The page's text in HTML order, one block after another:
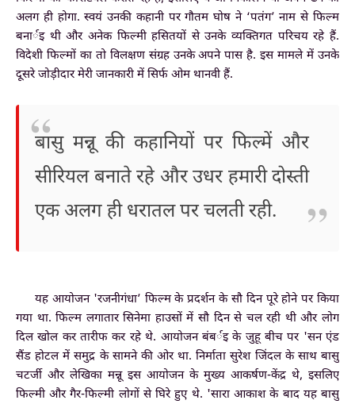
अलग ही होगा. स्वयं उनकी कहानी पर गौतम घोष ने ‘पतंग’ नाम से फिल्म
बनार्इ थी और अनेक फिल्मी हसितयों से उनके व्यक्तिगत परिचय रहे हैं.
विदेशी फिल्मों का तो विलक्षण संग्रह उनके अपने पास है. इस मामले में उनके
दूसरे जोड़ीदार मेरी जानकारी में सिर्फ ओम थानवी हैं.
बासु मन्नू की कहानियों पर फिल्में और
सीरियल बनाते रहे और उधर हमारी दोस्ती
एक अलग ही धरातल पर चलती रही.
यह आयोजन 'रजनीगंधा’ फिल्म के प्रदर्शन के सौ दिन पूरे होने पर किया
गया था. फिल्म लगातार सिनेमा हाउसों में सौ दिन से चल रही थी और लोग
दिल खोल कर तारीफ कर रहे थे. आयोजन बंबर्इ के जुहू बीच पर 'सन एंड
सैंड होटल में समुद्र के सामने की ओर था. निर्माता सुरेश जिंदल के साथ बासु
चटर्जी और लेखिका मन्नू इस आयोजन के मुख्य आकर्षण-केंद्र थे, इसलिए
फिल्मी और गैर-फिल्मी लोगों से घिरे हुए थे. 'सारा आकाश के बाद यह बासु